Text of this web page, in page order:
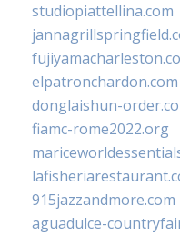
studiopiattellina.com
elpatronchardon.com
donglaishun-
fiamc-rome2022.org
915jazzandmore.com
aguadulce-